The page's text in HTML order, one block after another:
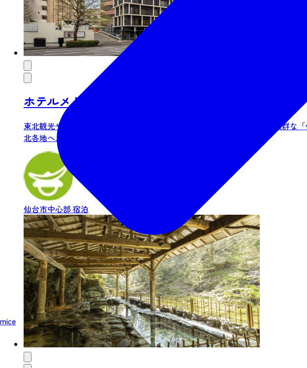
mice
ホテルメトロポリタン ベース仙台
東北観光やビジネスの新たな“BASE（拠点）”に 東北各地へのアクセス抜群な
北各地へ...
仙台市中心部 宿泊